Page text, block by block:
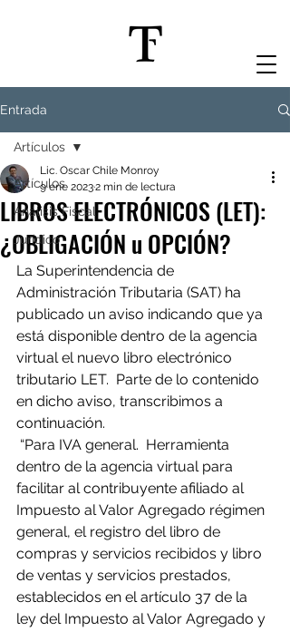
Entrada
Artículos
Análisis Fiscal
Jurídico
Artículos
LIBROS ELECTRÓNICOS (LET):
¿OBLIGACIÓN u OPCIÓN?
Lic. Oscar Chile Monroy
9 ene 20232 min de lectura
La Superintendencia de
Administración Tributaria (SAT) ha
publicado un aviso indicando que ya
está disponible dentro de la agencia
virtual el nuevo libro electrónico
tributario LET.  Parte de lo contenido
en dicho aviso, transcribimos a
continuación.
dentro de la agencia virtual para
facilitar al contribuyente afiliado al
Impuesto al Valor Agregado régimen
general, el registro del libro de
compras y servicios recibidos y libro
de ventas y servicios prestados,
establecidos en el artículo 37 de la
ley del Impuesto al Valor Agregado y